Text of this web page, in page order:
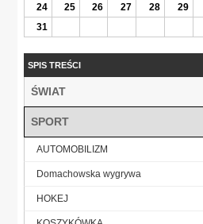
24
25 26 27 28 29
31
SPIS TREŚCI
ŚWIAT
SPORT
AUTOMOBILIZM
Domachowska wygrywa
HOKEJ